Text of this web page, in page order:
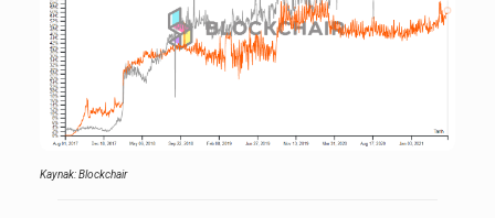
Kaynak: Blockchair